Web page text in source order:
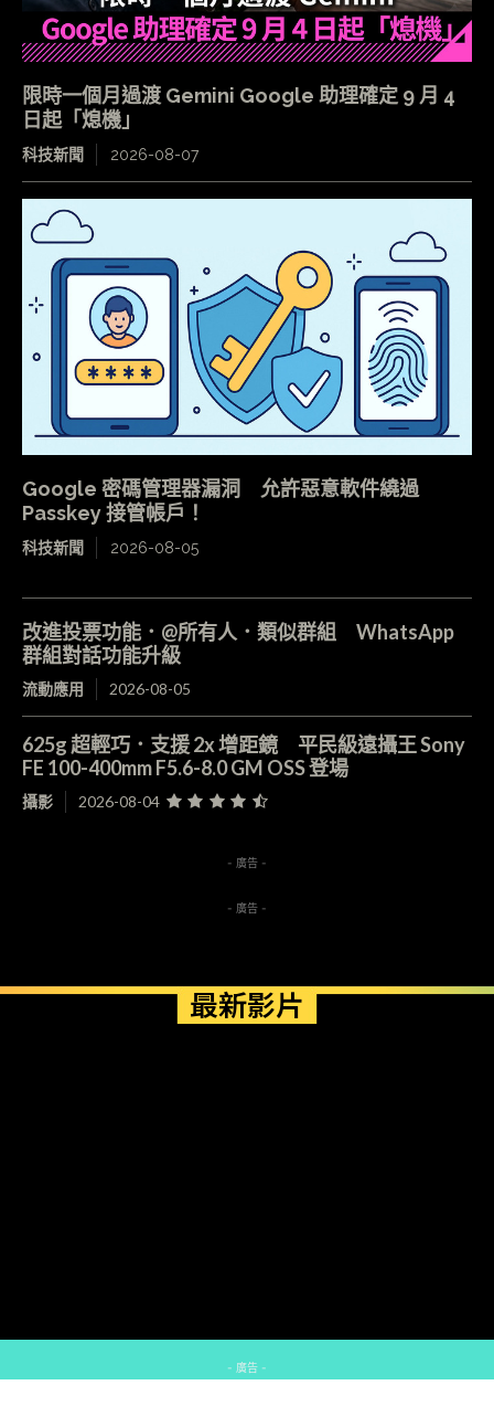
限時一個月過渡 Gemini Google 助理確定 9 月 4
日起「熄機」
科技新聞 2026-08-07
Google 密碼管理器漏洞 允許惡意軟件繞過
Passkey 接管帳戶！
科技新聞 2026-08-05
改進投票功能．@所有人．類似群組 WhatsApp
群組對話功能升級
流動應用 2026-08-05
625g 超輕巧．支援 2x 增距鏡 平民級遠攝王 Sony
FE 100-400mm F5.6-8.0 GM OSS 登場
攝影 2026-08-04
- 廣告 -
- 廣告 -
最新影片
- 廣告 -